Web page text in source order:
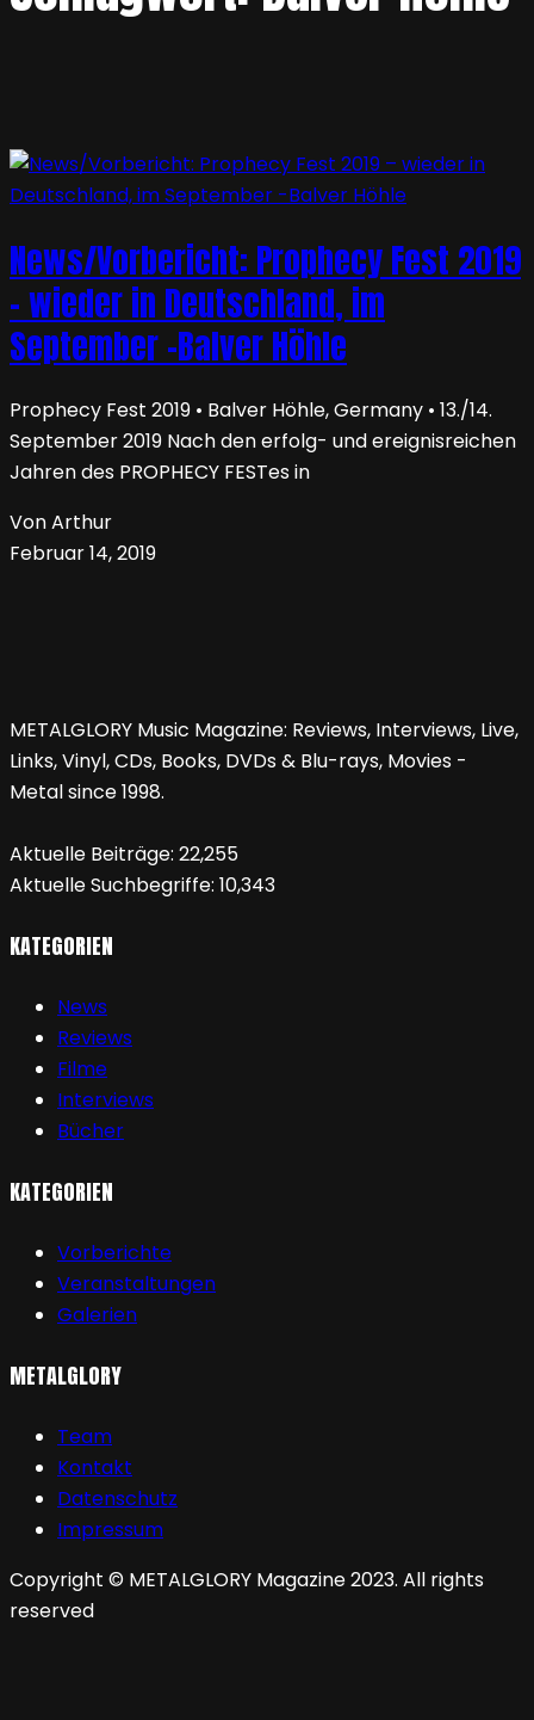
News/Vorbericht: Prophecy Fest 2019
– wieder in Deutschland, im
September -Balver Höhle
Prophecy Fest 2019 • Balver Höhle, Germany • 13./14.
September 2019 Nach den erfolg- und ereignisreichen
Jahren des PROPHECY FESTes in
Von Arthur
Februar 14, 2019
METALGLORY Music Magazine: Reviews, Interviews, Live,
Links, Vinyl, CDs, Books, DVDs & Blu-rays, Movies -
Metal since 1998.
Aktuelle Beiträge: 22,255
Aktuelle Suchbegriffe: 10,343
KATEGORIEN
News
Reviews
Filme
Interviews
Bücher
KATEGORIEN
Vorberichte
Veranstaltungen
Galerien
METALGLORY
Team
Kontakt
Datenschutz
Impressum
Copyright © METALGLORY Magazine 2023. All rights
reserved